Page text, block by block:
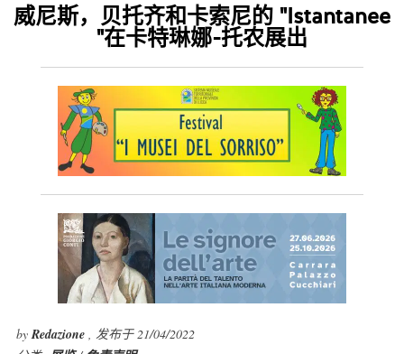
威尼斯，贝托齐和卡索尼的 "Istantanee
"在卡特琳娜-托农展出
byRedazione , 发布于 21/04/2022